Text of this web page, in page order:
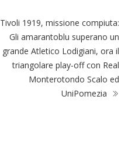
Tivoli 1919, missione compiuta:
Gli amarantoblu superano un
grande Atletico Lodigiani, ora il
triangolare play-off con Real
Monterotondo Scalo ed
UniPomezia